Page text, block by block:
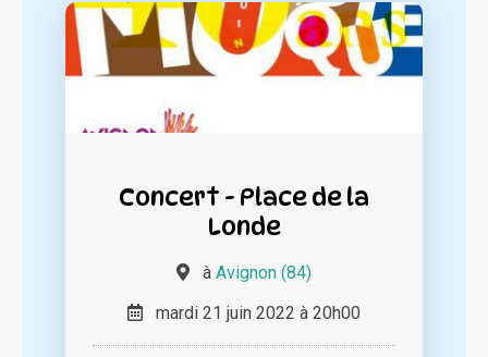
Concert - Place de la
Londe
à Avignon (84)
mardi 21 juin 2022 à 20h00